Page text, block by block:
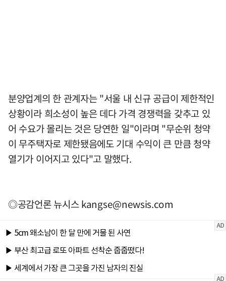
분양업계의 한 관계자는 "서울 내 신규 공급이 제한적인
상황이라 희소성이 높은 데다 가격 경쟁력을 갖추고 있
어 수요가 몰리는 것은 당연한 일"이라며 "무순위 청약
이 무주택자로 제한됐음에도 기대 수익이 큰 만큼 청약
열기가 이어지고 있다"고 말했다.
◎공감언론 뉴시스kangse@newsis.com